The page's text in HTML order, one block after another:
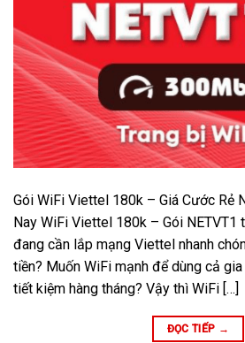
Gói WiFi Viettel 180k – Giá Cước Rẻ
Nay WiFi Viettel 180k – Gói
đang cần lắp mạng Viettel nhanh
tiền? Muốn WiFi mạnh để dùng cả
tiết kiệm hàng tháng? Vậy thì WiFi […]
ĐỌC TIẾP →